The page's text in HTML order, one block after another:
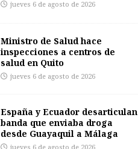
jueves 6 de agosto de 2026
Ministro de Salud hace
inspecciones a centros de
salud en Quito
jueves 6 de agosto de 2026
España y Ecuador desarticulan
banda que enviaba droga
desde Guayaquil a Málaga